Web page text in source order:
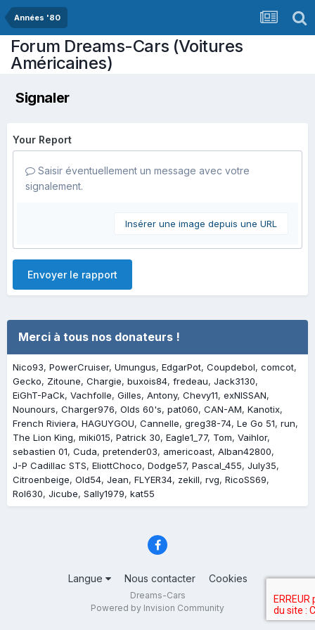
Années '80
Forum Dreams-Cars (Voitures
Américaines)
Signaler
Your Report
Saisir éventuellement un message avec votre
signalement.
Insérer une image depuis une URL
Envoyer le rapport
Merci à tous nos donateurs !
Nico93 PowerCruiser Umungus EdgarPot Coupdebol comcot
Gecko
Zitoune Chargie buxois84 fredeau Jack3130
EiGhT-PaCk Vachfolle Gilles Antony Chevy11 exNISSAN
Nounours Charger976 Olds 60's pat060 CAN-AM Kanotix
French Riviera HAGUYGOU Cannelle greg38-74 Le Go 51 run
The Lion King miki015 Patrick 30 Eagle1_77 Tom Vaihlor
sebastien 01 Cuda pretender03 americoast Alban42800
J-P Cadillac STS EliottChoco Dodge57 Pascal_455 July35
Citroenbeige Old54 Jean FLYER34 zekill rvg RicoSS69
Rol630 Jicube Sally1979 kat55
Langue Nous contacter Cookies
Dreams-Cars
Powered by Invision Community